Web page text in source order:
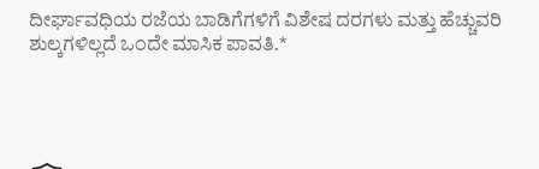
ದೀರ್ಘಾವಧಿಯ ರಜೆಯ ಬಾಡಿಗೆಗಳಿಗೆ ವಿಶೇಷ ದರಗಳು ಮತ್ತು ಹೆಚ್ಚುವರಿ
ಶುಲ್ಕಗಳಿಲ್ಲದೆ ಒಂದೇ ಮಾಸಿಕ ಪಾವತಿ.*